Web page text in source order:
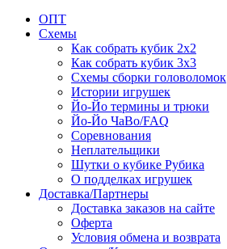
ОПТ
Схемы
Как собрать кубик 2х2
Как собрать кубик 3х3
Схемы сборки головоломок
Истории игрушек
Йо-Йо термины и трюки
Йо-Йо ЧаВо/FAQ
Соревнования
Неплательщики
Шутки о кубике Рубика
О подделках игрушек
Доставка/Партнеры
Доставка заказов на сайте
Оферта
Условия обмена и возврата